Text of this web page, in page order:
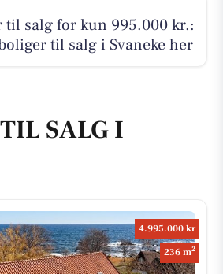
til salg for kun 995.000 kr.:
til salg i Svaneke her
SALG I
4.995.000 kr
236 m2